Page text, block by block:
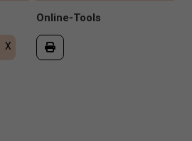
Online-Tools
X